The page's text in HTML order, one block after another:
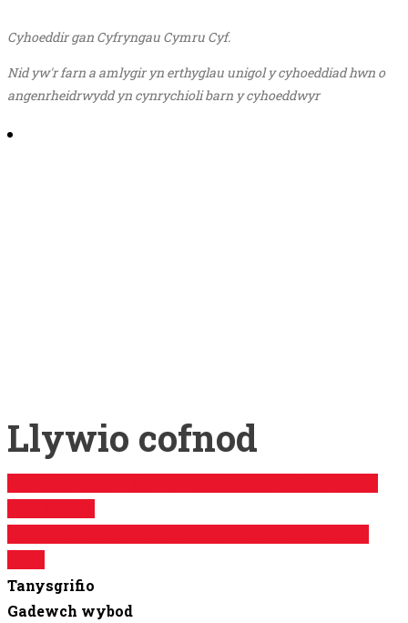
Cyhoeddir gan Cyfryngau Cymru Cyf.
Nid yw'r farn a amlygir yn erthyglau unigol y cyhoeddiad hwn o
angenrheidrwydd yn cynrychioli barn y cyhoeddwyr
Llywio cofnod
Tanysgrifio
Gadewch wybod